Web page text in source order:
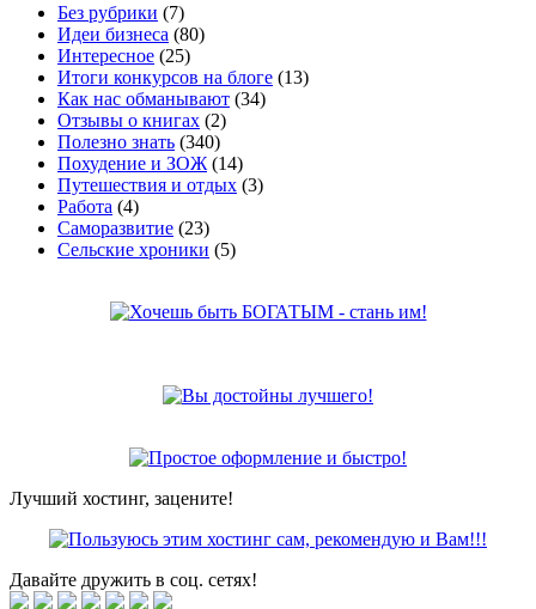
Без рубрики (7)
Идеи бизнеса (80)
Интересное (25)
Итоги конкурсов на блоге (13)
Как нас обманывают (34)
Отзывы о книгах (2)
Полезно знать (340)
Похудение и ЗОЖ (14)
Путешествия и отдых (3)
Работа (4)
Саморазвитие (23)
Сельские хроники (5)
Лучший хостинг, зацените!
Давайте дружить в соц. сетях!